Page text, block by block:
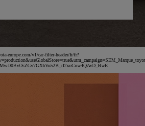
europe.com/v1/car-filter-header/fr/fr?